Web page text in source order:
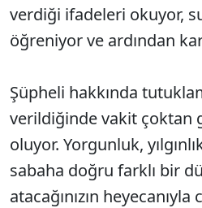
verdiği ifadeleri okuyor,
öğreniyor ve ardından
Şüpheli hakkında
verildiğinde vakit çoktan
oluyor. Yorgunluk,
sabaha doğru farklı bir
atacağınızın heyecanıyla